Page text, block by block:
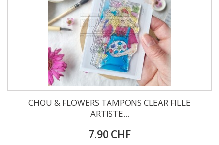
CHOU & FLOWERS TAMPONS CLEAR FILLE
ARTISTE...
7.90 CHF